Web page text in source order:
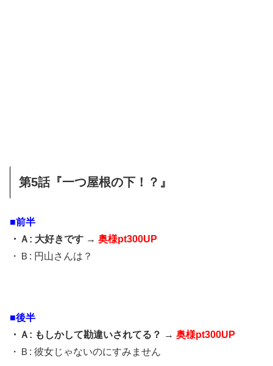
第5話『一つ屋根の下！？』
■前半
・Ａ: 大好きです → 奥様pt300UP
・Ｂ: 円山さんは？
■後半
・Ａ: もしかして勘違いされてる？ → 奥様pt300UP
・Ｂ: 彼女じゃないのにすみません